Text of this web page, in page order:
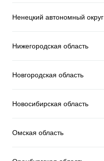
Ненецкий автономный округ
Нижегородская область
Новгородская область
Новосибирская область
Омская область